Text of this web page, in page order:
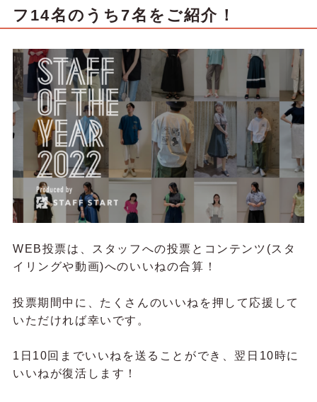
フ14名のうち7名をご紹介！
WEB投票は、スタッフへの投票とコンテンツ(スタ
イリングや動画)へのいいねの合算！
投票期間中に、たくさんのいいねを押して応援して
いただければ幸いです。
1日10回までいいねを送ることができ、翌日10時に
いいねが復活します！